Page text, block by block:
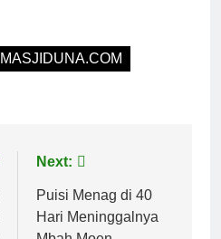
MASJIDUNA.COM
Next:
Puisi Menag di 40
Hari Meninggalnya